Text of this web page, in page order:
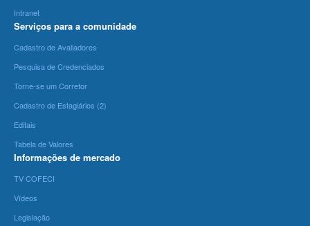
Intranet
Serviços para a comunidade
Cadastro de Avaliadores
Pesquisa de Credenciados
Torne-se um Corretor
Cadastro de Estagiários (2)
Editais
Tabela de Valores
Informações de mercado
TV COFECI
Vídeos
Legislação